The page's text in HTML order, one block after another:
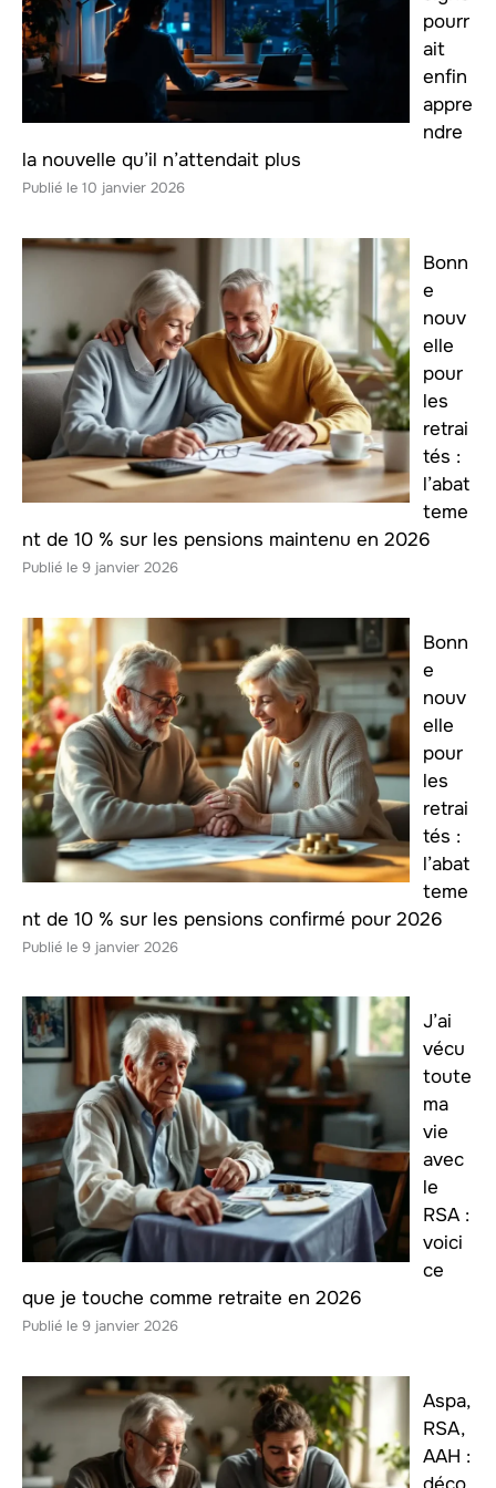
pourr
ait
enfin
appre
ndre
la nouvelle qu’il n’attendait plus
10 janvier 2026
Bonn
e
nouv
elle
pour
les
retrai
tés :
l’abat
teme
nt de 10 % sur les pensions maintenu en 2026
9 janvier 2026
Bonn
e
nouv
elle
pour
les
retrai
tés :
l’abat
teme
nt de 10 % sur les pensions confirmé pour 2026
9 janvier 2026
J’ai
vécu
toute
ma
vie
avec
le
RSA :
voici
ce
que je touche comme retraite en 2026
9 janvier 2026
Aspa,
RSA,
AAH :